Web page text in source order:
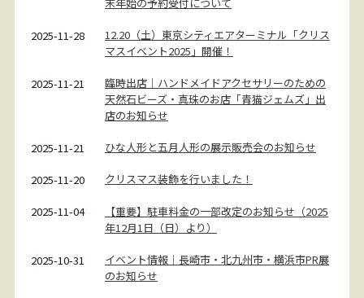
2025-11-28
12.20（土）東京シティエアターミナル「クリス
マスイベント2025」開催！
2025-11-21
臨時出店｜ハンドメイドアクセサリーのための
天然石ビーズ・真珠のお店「青猫ジェムズ」出
店のお知らせ
2025-11-21 ひな人形と五月人形の展示販売会のお知らせ
2025-11-20 クリスマス装飾を行いました！
2025-11-04
【重要】駐車料金の一部改定のお知らせ（2025
年12月1日（日）より）
2025-10-31
イベント情報｜長崎市・北九州市・横浜市PR展
のお知らせ